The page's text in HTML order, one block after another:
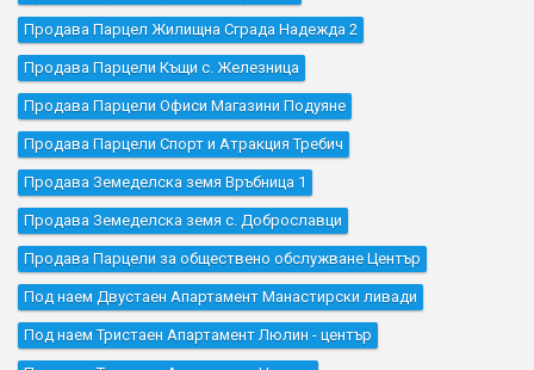
Продава Парцел Жилищна Сграда Надежда 2
Продава Парцели Къщи с. Железница
Продава Парцели Офиси Магазини Подуяне
Продава Парцели Спорт и Атракция Требич
Продава Земеделска земя Връбница 1
Продава Земеделска земя с. Доброславци
Продава Парцели за обществено обслужване Център
Под наем Двустаен Апартамент Манастирски ливади
Под наем Тристаен Апартамент Люлин - център